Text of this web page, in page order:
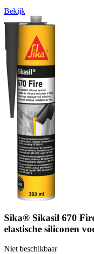
Bekijk
Sika® Sikasil 670
elastische siliconen
Niet beschikbaar